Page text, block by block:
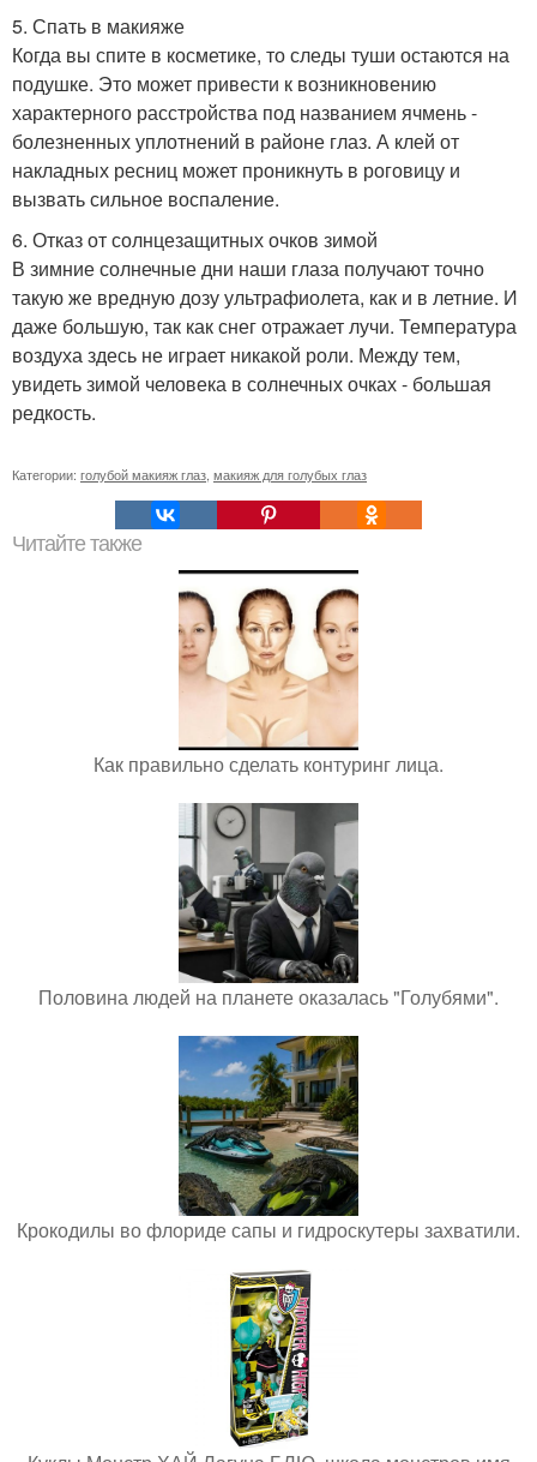
5. Спать в макияже
Когда вы спите в косметике, то следы туши остаются на
подушке. Это может привести к возникновению
характерного расстройства под названием ячмень -
болезненных уплотнений в районе глаз. А клей от
накладных ресниц может проникнуть в роговицу и
вызвать сильное воспаление.
6. Отказ от солнцезащитных очков зимой
В зимние солнечные дни наши глаза получают точно
такую же вредную дозу ультрафиолета, как и в летние. И
даже большую, так как снег отражает лучи. Температура
воздуха здесь не играет никакой роли. Между тем,
увидеть зимой человека в солнечных очках - большая
редкость.
Категории: голубой макияж глаз макияж для голубых глаз
Читайте также
Как правильно сделать контуринг лица.
Половина людей на планете оказалась "Голубями".
Крокодилы во флориде сапы и гидроскутеры захватили.